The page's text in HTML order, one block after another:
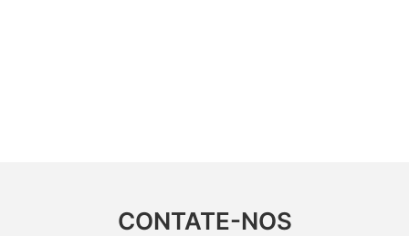
CONTATE-NOS